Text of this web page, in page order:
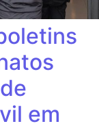
em